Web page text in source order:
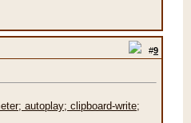
#9
autoplay; clipboard-write;